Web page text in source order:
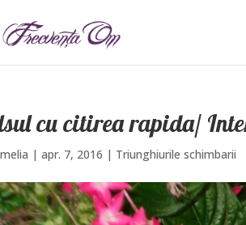
cu citirea rapida/
|apr. 7, 2016 | Triunghiurile schimbarii